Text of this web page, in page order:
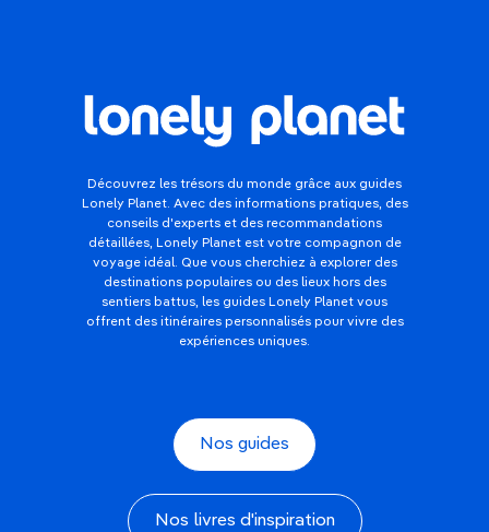
Découvrez les trésors du monde grâce aux guides
Lonely Planet. Avec des informations pratiques, des
conseils d'experts et des recommandations
détaillées, Lonely Planet est votre compagnon de
voyage idéal. Que vous cherchiez à explorer des
destinations populaires ou des lieux hors des
sentiers battus, les guides Lonely Planet vous
offrent des itinéraires personnalisés pour vivre des
expériences uniques.
Nos guides
Nos livres d'inspiration